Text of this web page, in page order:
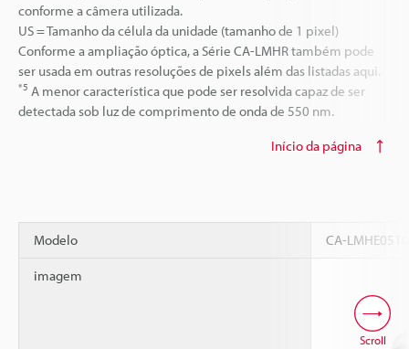
conforme a câmera utilizada.
US = Tamanho da célula da unidade (tamanho de 1 pixel)
Conforme a ampliação óptica, a Série CA-LMHR também pode
ser usada em outras resoluções de pixels além das listadas aqui.
*5 A menor característica que pode ser resolvida capaz de ser
detectada sob luz de comprimento de onda de 550 nm.
Início da página
Modelo CA-
imagem
Scroll